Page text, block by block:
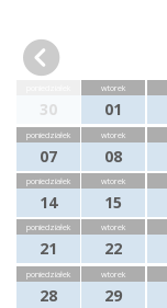
30
wtorek
01
poniedziałek
07
wtorek
08
poniedziałek
14
wtorek
15
poniedziałek
21
wtorek
22
poniedziałek
28
wtorek
29